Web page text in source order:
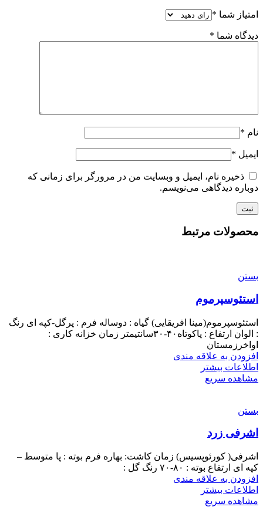
امتیاز شما *
دیدگاه شما *
نام *
ایمیل *
ذخیره نام، ایمیل و وبسایت من در مرورگر برای زمانی که
دوباره دیدگاهی می‌نویسم.
محصولات مرتبط
بستن
استئوسپرموم
استئوسپرموم(مینا افریقایی) گیاه : دوساله فرم : پرگل-کپه ای رنگ
: الوان ارتفاع : پاکوتاه۴۰-۳۰سانتیمتر زمان خزانه کاری :
اواخرزمستان
افزودن به علاقه مندی
اطلاعات بیشتر
مشاهده سریع
بستن
اشرفی زرد
اشرفی( کورئوپسیس) زمان کاشت: بهاره فرم بوته : پا متوسط –
کپه ای ارتفاع بوته : ۸۰-۷۰ رنگ گل :
افزودن به علاقه مندی
اطلاعات بیشتر
مشاهده سریع